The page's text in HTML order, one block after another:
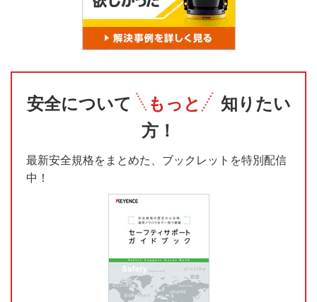
安全について もっと
知りたい
方！
最新安全規格をまとめた、ブックレットを特別配信
中！